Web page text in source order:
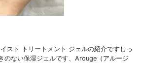
スト トリートメント ジェルの紹介ですしっ
のない保湿ジェルです、Arouge（アルージ